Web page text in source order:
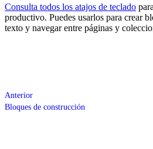
Consulta todos los atajos de teclado
productivo. Puedes usarlos para crear
texto y navegar entre páginas y
Anterior
Bloques de construcción